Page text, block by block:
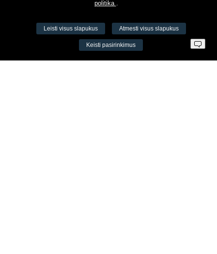
VŠĮ Fitneso mokymo centras AEROMIX
politika .
Leisti visus slapukus Atmesti visus slapukus
Keisti pasirinkimus